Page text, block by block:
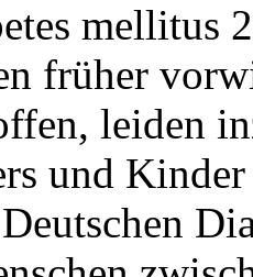
mellitus
früher
leiden
und